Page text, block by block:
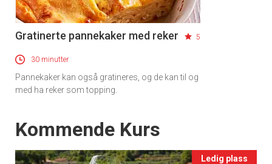
Gratinerte pannekaker med reker 5
30 minutter
Pannekaker kan også gratineres, og de kan til og
med ha reker som topping.
Events
Kommende Kurs
Ledig plass